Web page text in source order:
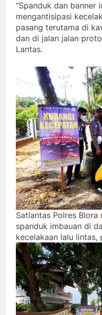
“Spanduk dan banner
mengantisipasi
pasang terutama di
dan di jalan jalan
Lantas.
Satlantas Polres Blora
spanduk imbauan di
kecelakaan lalu lintas,